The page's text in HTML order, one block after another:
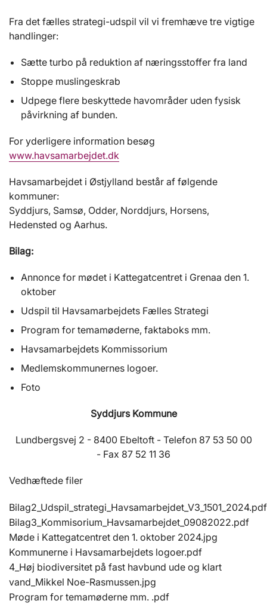
Fra det fælles strategi-udspil vil vi fremhæve tre vigtige
handlinger:
Sætte turbo på reduktion af næringsstoffer fra land
Stoppe muslingeskrab
Udpege flere beskyttede havområder uden fysisk
påvirkning af bunden.
For yderligere information besøg
www.havsamarbejdet.dk
Havsamarbejdet i Østjylland består af følgende
kommuner:
Syddjurs, Samsø, Odder, Norddjurs, Horsens,
Hedensted og Aarhus.
Bilag:
Annonce for mødet i Kattegatcentret i Grenaa den 1.
oktober
Udspil til Havsamarbejdets Fælles Strategi
Program for temamøderne, faktaboks mm.
Havsamarbejdets Kommissorium
Medlemskommunernes logoer.
Foto
Syddjurs Kommune
Lundbergsvej 2 - 8400 Ebeltoft - Telefon 87 53 50 00
- Fax 87 52 11 36
Vedhæftede filer
Bilag2_Udspil_strategi_Havsamarbejdet_V3_1501_2024.pdf
Bilag3_Kommisorium_Havsamarbejdet_09082022.pdf
Møde i Kattegatcentret den 1. oktober 2024.jpg
Kommunerne i Havsamarbejdets logoer.pdf
4_Høj biodiversitet på fast havbund ude og klart
vand_Mikkel Noe-Rasmussen.jpg
Program for temamøderne mm. .pdf